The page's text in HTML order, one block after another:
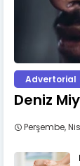
Advertorial
Deniz
Perşembe,